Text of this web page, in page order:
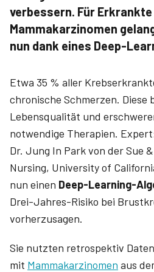
verbessern. Für
Mammakarzinomen
nun dank eines Deep-
Etwa 35 % aller
chronische Schmerzen. Diese
Lebensqualität und
notwendige Therapien.
Dr. Jung In Park von der Sue
Nursing, University of
nun einen Deep-Learning-
Drei-Jahres-Risiko bei
vorherzusagen.
Sie nutzten retrospektiv
mit Mammakarzinomen aus